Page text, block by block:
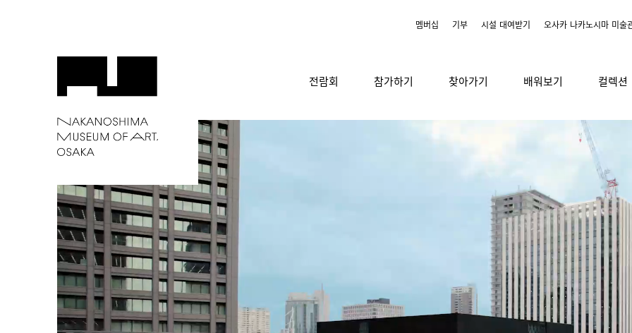
멤버십 기부 시설 대여받기 오사카 나카노시마 미술
전람회 참가하기 찾아가기 배워보기 컬렉션